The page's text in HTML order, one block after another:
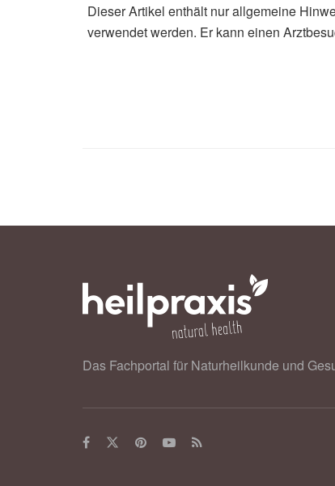
Dieser Artikel enthält nur allgemeine
verwendet werden. Er kann einen
Das Fachportal für Naturheilkunde und